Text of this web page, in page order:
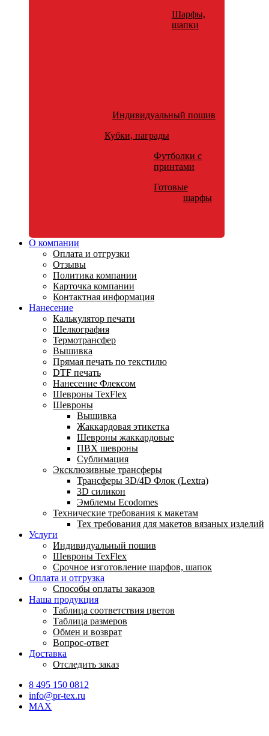
Шарфы,
шапки
Индивидуальный пошив
Кубки, награды
Футболки с
принтами
Готовые
шарфы
О компании
Оплата и отгрузки
Отзывы
Политика компании
Карточка компании
Контактная информация
Нанесение
Калькулятор печати
Шелкография
Термотрансфер
Вышивка
Прямая печать по текстилю
DTF печать
Нанесение Флексом
Шевроны TexFlex
Шевроны
Вышивка
Жаккардовая этикетка
Шевроны жаккардовые
ПВХ шевроны
Сублимация
Эксклюзивные трансферы
Трансферы 3D/4D Флок (Lextra)
3D силикон
Эмблемы Ecodomes
Технические требования к макетам
Тех требования для макетов вязаных изделий
Услуги
Индивидуальный пошив
Шевроны TexFlex
Срочное изготовление шарфов, шапок
Оплата и отгрузка
Способы оплаты заказов
Наша продукция
Таблица соответствия цветов
Таблица размеров
Обмен и возврат
Вопрос-ответ
Доставка
Отследить заказ
8 495 150 0812
info@pr-tex.ru
MAX